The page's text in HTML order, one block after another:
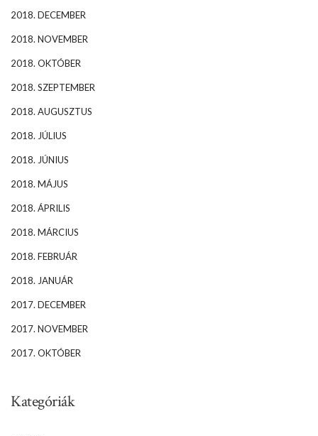
2018. DECEMBER
2018. NOVEMBER
2018. OKTÓBER
2018. SZEPTEMBER
2018. AUGUSZTUS
2018. JÚLIUS
2018. JÚNIUS
2018. MÁJUS
2018. ÁPRILIS
2018. MÁRCIUS
2018. FEBRUÁR
2018. JANUÁR
2017. DECEMBER
2017. NOVEMBER
2017. OKTÓBER
Kategóriák